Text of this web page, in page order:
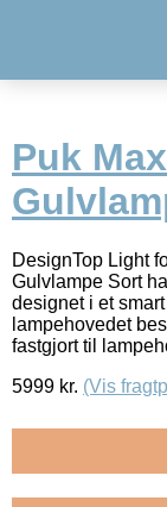
Puk
DesignTop Light
Gulvlampe Sort
designet i et
lampehovedet
fastgjort til
5999 kr. (Vis